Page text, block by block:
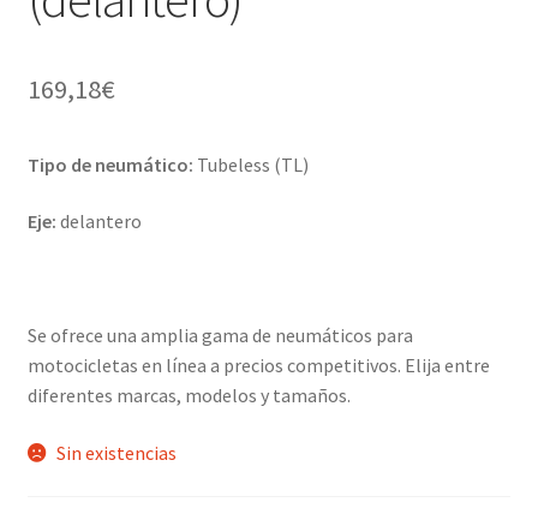
169,18€
Tipo de neumático: Tubeless (TL)
Eje: delantero
Se ofrece una amplia gama de neumáticos para
motocicletas en línea a precios competitivos. Elija entre
diferentes marcas, modelos y tamaños.
Sin existencias